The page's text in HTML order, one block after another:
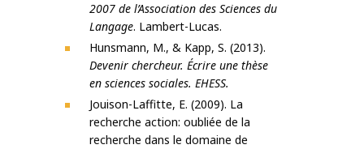
2007 de l’Association des Sciences du
Langage. Lambert-Lucas.
Hunsmann, M., & Kapp, S. (2013).
Devenir chercheur. Écrire une thèse
en sciences sociales. EHESS.
Jouison-Laffitte, E. (2009). La
recherche action: oubliée de la
recherche dans le domaine de